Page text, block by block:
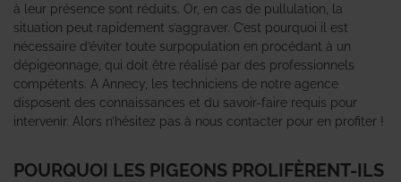
à leur présence sont réduits. Or, en cas de pullulation, la
situation peut rapidement s’aggraver. C’est pourquoi il est
nécessaire d’éviter toute surpopulation en procédant à un
dépigeonnage, qui doit être réalisé par des professionnels
compétents. A Annecy, les techniciens de notre agence
disposent des connaissances et du savoir-faire requis pour
intervenir. Alors n’hésitez pas à nous contacter pour en profiter !
POURQUOI LES PIGEONS PROLIFÈRENT-ILS